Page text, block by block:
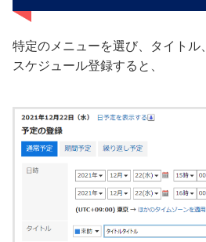
特定のメニューを選び、タイトル
スケジュール登録すると、